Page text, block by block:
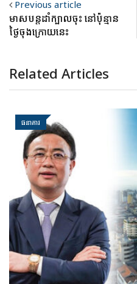
Previous article
មាសបន្តដាំក្បាលចុះ នៅប៉ុន្មាន
ថ្ងៃចុងក្រោយនេះ
Related Articles
ធនាគារ